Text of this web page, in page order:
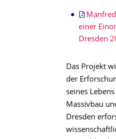
einer
Dresden
Das Projekt
der
seines
Massivbau
Dresden